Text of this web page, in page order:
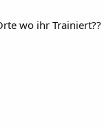
wo ihr Trainiert??